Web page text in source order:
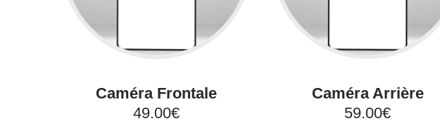
Caméra Frontale
49.00€
Caméra Arrière
59.00€